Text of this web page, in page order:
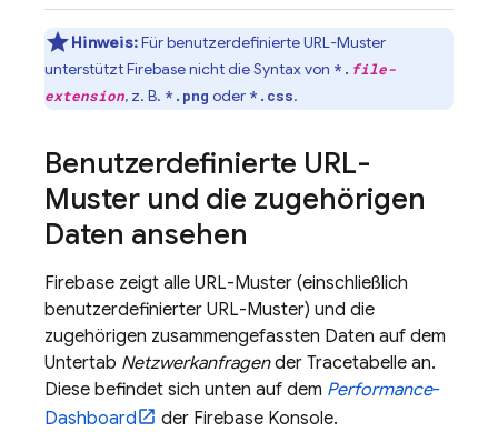
Hinweis:Für benutzerdefinierte URL-Muster
unterstützt Firebase nicht die Syntax von *. file-
extension, z. B. *.png oder *.css.
Benutzerdefinierte URL-
Muster und die zugehörigen
Daten ansehen
Firebase zeigt alle URL-Muster (einschließlich
benutzerdefinierter URL-Muster) und die
zugehörigen zusammengefassten Daten auf dem
Untertab Netzwerkanfragender Tracetabelle an.
Diese befindet sich unten auf dem Performance-
Dashboard
der Firebase Konsole.